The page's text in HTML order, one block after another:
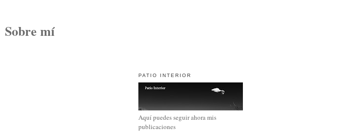
Sobre mí
PATIO INTERIOR
Aquí puedes seguir ahora mis
publicaciones